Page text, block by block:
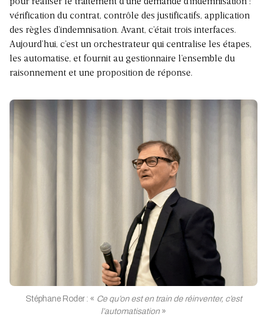
pour réaliser le traitement d’une demande d’indemnisation :
vérification du contrat, contrôle des justificatifs, application
des règles d’indemnisation. Avant, c’était trois interfaces.
Aujourd’hui, c’est un orchestrateur qui centralise les étapes,
les automatise, et fournit au gestionnaire l’ensemble du
raisonnement et une proposition de réponse.
Stéphane Roder : « Ce qu’on est en train de réinventer, c’est
l’automatisation »